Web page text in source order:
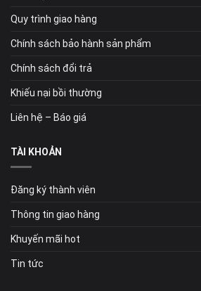
Quy trình giao hàng
Chính sách bảo hành sản phẩm
Chính sách đổi trả
Khiếu nại bồi thường
Liên hệ – Báo giá
TÀI KHOẢN
Đăng ký thành viên
Thông tin giao hàng
Khuyến mãi hot
Tin tức